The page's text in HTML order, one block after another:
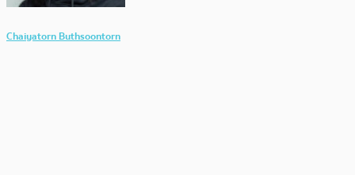
Chaiyatorn Buthsoontorn